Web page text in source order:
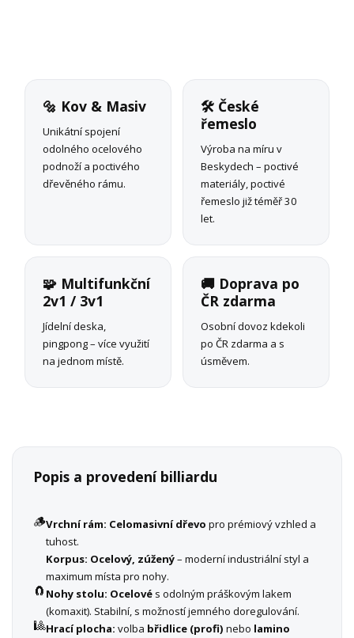
🔩 Kov & Masiv
Unikátní spojení
odolného ocelového
podnoží a poctivého
dřevěného rámu.
🛠 České
řemeslo
Výroba na míru v
Beskydech – poctivé
materiály, poctivé
řemeslo již téměř 30
let.
🧩 Multifunkční
2v1 / 3v1
Jídelní deska,
pingpong – více využití
na jednom místě.
🚚 Doprava po
ČR zdarma
Osobní dovoz kdekoli
po ČR zdarma a s
úsměvem.
Popis a provedení billiardu
🪵Vrchní rám: Celomasivní dřevo pro prémiový vzhled a
tuhost.
Korpus: Ocelový, zúžený– moderní industriální styl a
maximum místa pro nohy.
🧲 Nohy stolu: Ocelové s odolným práškovým lakem
(komaxit). Stabilní, s možností jemného doregulování.
🎱Hrací plocha: volba břidlice (profi) nebo lamino